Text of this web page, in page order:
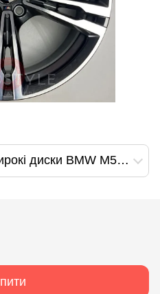
19" оригінальні одноширокі диски BMW M5 F90 M8 F91 F92 F93 705M Style (8043663)